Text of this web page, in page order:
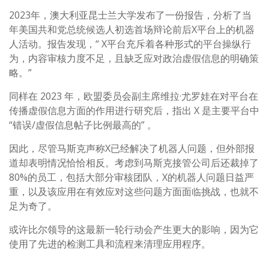
2023年，澳大利亚昆士兰大学发布了一份报告，分析了当
年美国共和党总统候选人初选首场辩论前后X平台上的机器
人活动。报告发现，“ X平台充斥着各种形式的平台操纵行
为，内容审核力度不足，且缺乏应对政治虚假信息的明确策
略。”
同样在 2023 年，欧盟委员会副主席维拉·尤罗娃在对平台在
传播虚假信息方面的作用进行研究后，指出 X 是主要平台中
“错误/虚假信息帖子比例最高的” 。
因此，尽管马斯克声称X已经解决了机器人问题，但外部报
道却表明情况恰恰相反。考虑到马斯克接管公司后还裁掉了
80%的员工，包括大部分审核团队，X的机器人问题日益严
重，以及该应用在有效应对这些问题方面面临挑战，也就不
足为奇了。
或许比尔领导的这最新一轮行动会产生更大的影响，因为它
使用了先进的检测工具和流程来清理应用程序。